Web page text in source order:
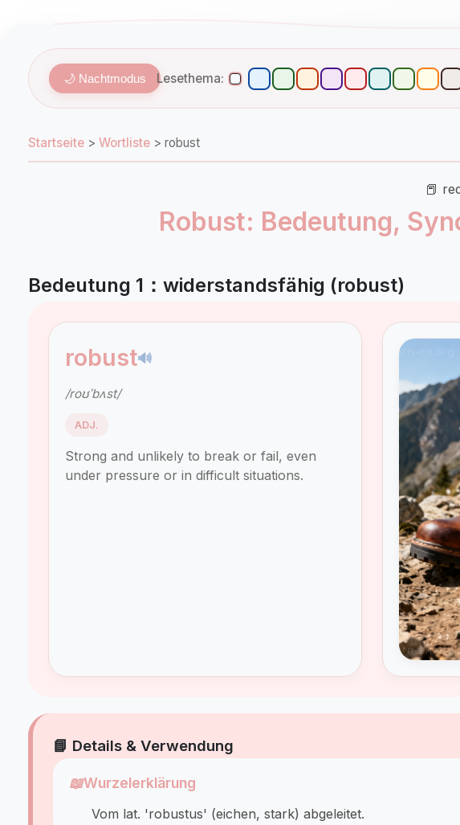
🌙 Nachtmodus Lesethema:
Startseite > Wortliste > robust
📕
Robust: Bedeutung,
Bedeutung 1：widerstandsfähig (robust)
robust🔊
/roʊˈbʌst/
ADJ.
Strong and unlikely to break or fail, even
under pressure or in difficult situations.
📘 Details & Verwendung
📖Wurzelerklärung
Vom lat. 'robustus' (eichen, stark) abgeleitet.